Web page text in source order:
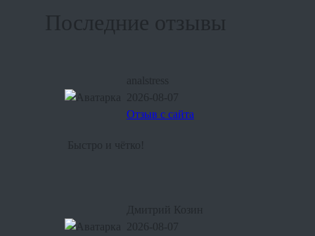
Последние отзывы
analstress
2026-08-07
Отзыв с сайта
2026-08-07